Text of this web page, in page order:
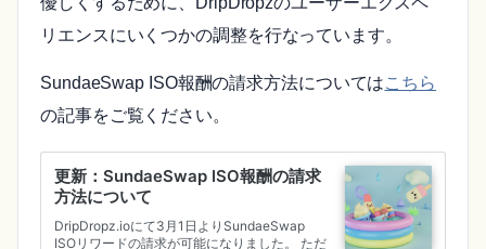
リエンスにいくつかの調整を行なっています。
SundaeSwap ISO報酬の請求方法についてはこちら
の記事をご覧ください。